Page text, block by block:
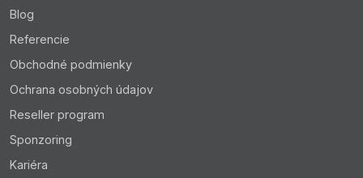
Blog
Referencie
Obchodné podmienky
Ochrana osobných údajov
Reseller program
Sponzoring
Kariéra